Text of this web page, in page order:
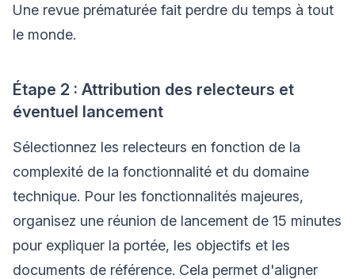
Une revue prématurée fait perdre du temps à tout
le monde.
Étape 2 : Attribution des relecteurs et
éventuel lancement
Sélectionnez les relecteurs en fonction de la
complexité de la fonctionnalité et du domaine
technique. Pour les fonctionnalités majeures,
organisez une réunion de lancement de 15 minutes
pour expliquer la portée, les objectifs et les
documents de référence. Cela permet d'aligner